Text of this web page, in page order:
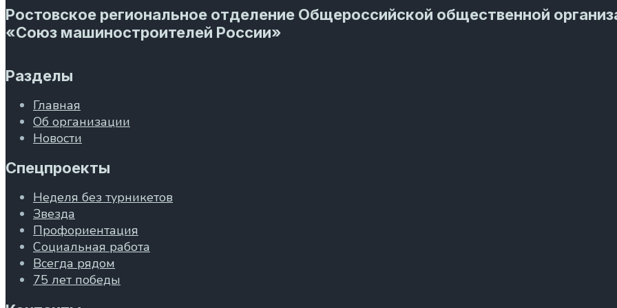
Ростовское региональное отделение Общероссийской общественной
«Союз машиностроителей России»
Разделы
Главная
Об организации
Новости
Спецпроекты
Неделя без турникетов
Звезда
Профориентация
Социальная работа
Всегда рядом
75 лет победы